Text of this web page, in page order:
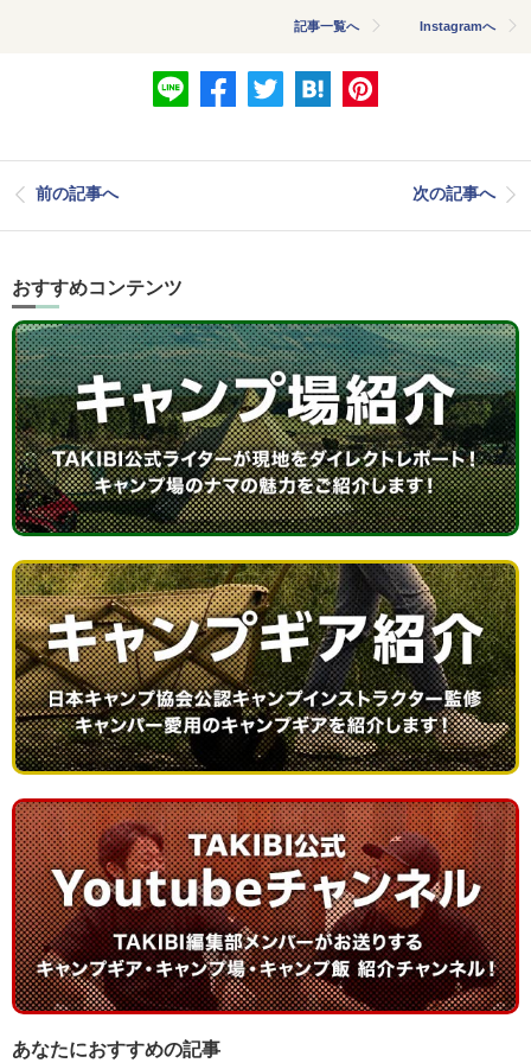
記事一覧へ Instagramへ
前の記事へ 次の記事へ
おすすめコンテンツ
あなたにおすすめの記事